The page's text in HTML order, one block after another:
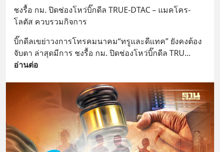
ชงรื้อ กม. ปิดช่องโหว่บิ๊กดีล TRUE-DTAC – แมคโคร-
โลตัส ควบรวมกิจการ
บิ๊กดีลเขย่าวงการโทรคมนาคม“ทรูและดีแทค” ยังคงต้อง
จับตา ล่าสุดมีการ ชงรื้อ กม. ปิดช่องโหว่บิ๊กดีล TRU
อ่านต่อ